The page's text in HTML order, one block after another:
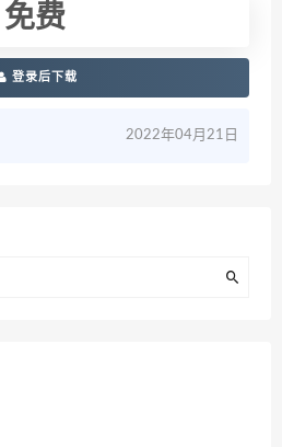
免费
登录后下载
2022年04月21日